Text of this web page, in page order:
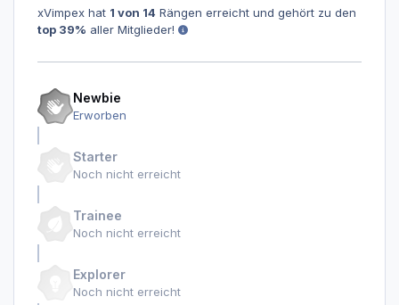
xVimpex hat 1 von 14 Rängen erreicht und gehört zu den
top 39% aller Mitglieder!
Newbie
Erworben
Starter
Noch nicht erreicht
Trainee
Noch nicht erreicht
Explorer
Noch nicht erreicht